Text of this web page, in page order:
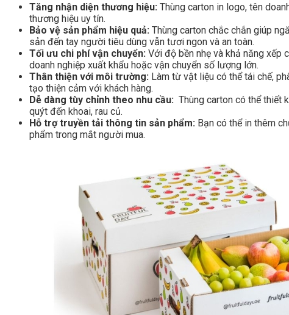
Tăng nhận diện thương hiệu: Thùng carton in logo, tên
thương hiệu uy tín.
Bảo vệ sản phẩm hiệu quả: Thùng carton chắc chắn giúp
sản đến tay người tiêu dùng vẫn tươi ngon và an toàn.
Tối ưu chi phí vận chuyển: Với độ bền nhẹ và khả năng xếp
doanh nghiệp xuất khẩu hoặc vận chuyển số lượng lớn.
Thân thiện với môi trường: Làm từ vật liệu có thể tái chế,
tạo thiện cảm với khách hàng.
Dễ dàng tùy chỉnh theo nhu cầu: Thùng carton có thể thiết
quýt đến khoai, rau củ.
Hỗ trợ truyền tải thông tin sản phẩm: Bạn có thể in thêm
phẩm trong mắt người mua.